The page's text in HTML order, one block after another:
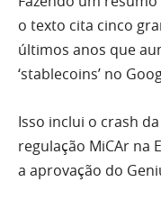
o texto cita cinco
últimos anos que
‘stablecoins’ no
Isso inclui o crash
regulação MiCAr na
a aprovação do